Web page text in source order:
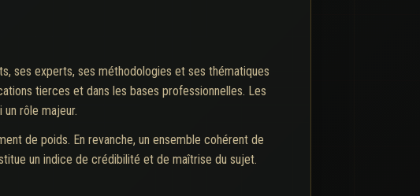
ses experts, ses méthodologies et ses thématiques
tierces et dans les bases professionnelles. Les
rôle majeur.
de poids. En revanche, un ensemble cohérent de
un indice de crédibilité et de maîtrise du sujet.